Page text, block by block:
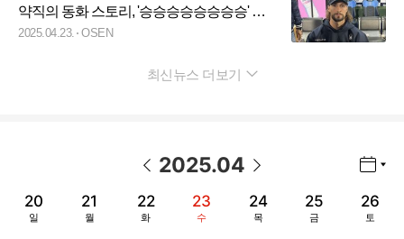
약직의 동화 스토리, '승승승승승승승승' 한
화 새 역사 일원이 될 줄이야 [오!쎈 부산]
2025.04.23. OSEN
최신뉴스 더보기
2025.04
20
일
21
월
22
화
23
수
24
목
25
금
26
토